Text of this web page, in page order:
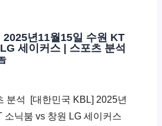
년11월15일 수원 KT
세이커스 | 스포츠 분석
분석 ​ [대한민국 KBL] 2025년
소닉붐 vs 창원 LG 세이커스